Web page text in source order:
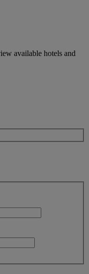
available hotels and